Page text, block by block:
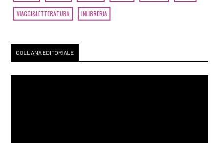
VIAGGI&LETTERATURA INLIBRERIA
COLLANA EDITORIALE